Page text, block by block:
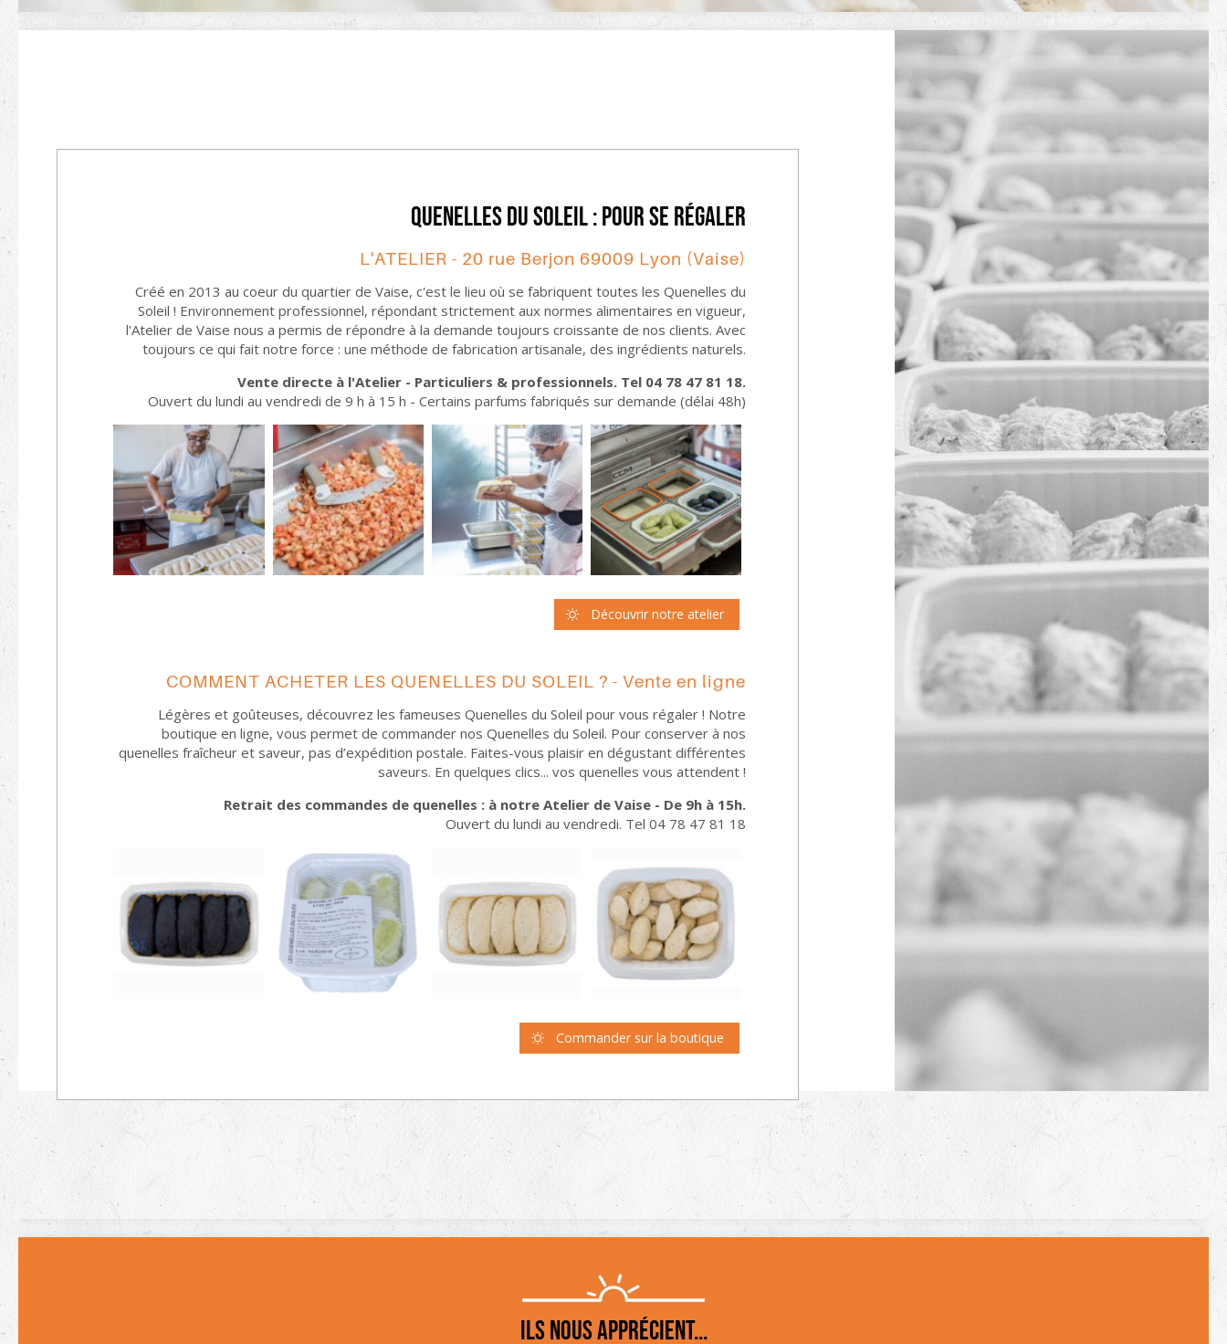
Quenelles du Soleil : pour se régaler
L'ATELIER - 20 rue Berjon 69009 Lyon (Vaise)
Créé en 2013 au coeur du quartier de Vaise, c'est le lieu où se fabriquent toutes les Quenelles du
Soleil ! Environnement professionnel, répondant strictement aux normes alimentaires en vigueur,
l'Atelier de Vaise nous a permis de répondre à la demande toujours croissante de nos clients. Avec
toujours ce qui fait notre force : une méthode de fabrication artisanale, des ingrédients naturels.
Vente directe à l'Atelier - Particuliers & professionnels. Tel 04 78 47 81 18.
Ouvert du lundi au vendredi de 9 h à 15 h - Certains parfums fabriqués sur demande (délai 48h)
Découvrir notre atelier
COMMENT ACHETER LES QUENELLES DU SOLEIL ? - Vente en ligne
Légères et goûteuses, découvrez les fameuses Quenelles du Soleil pour vous régaler ! Notre
boutique en ligne, vous permet de commander nos Quenelles du Soleil. Pour conserver à nos
quenelles fraîcheur et saveur, pas d’expédition postale. Faites-vous plaisir en dégustant différentes
saveurs. En quelques clics... vos quenelles vous attendent !
Retrait des commandes de quenelles : à notre Atelier de Vaise - De 9h à 15h.
Ouvert du lundi au vendredi. Tel 04 78 47 81 18
Commander sur la boutique
Ils nous apprécient...